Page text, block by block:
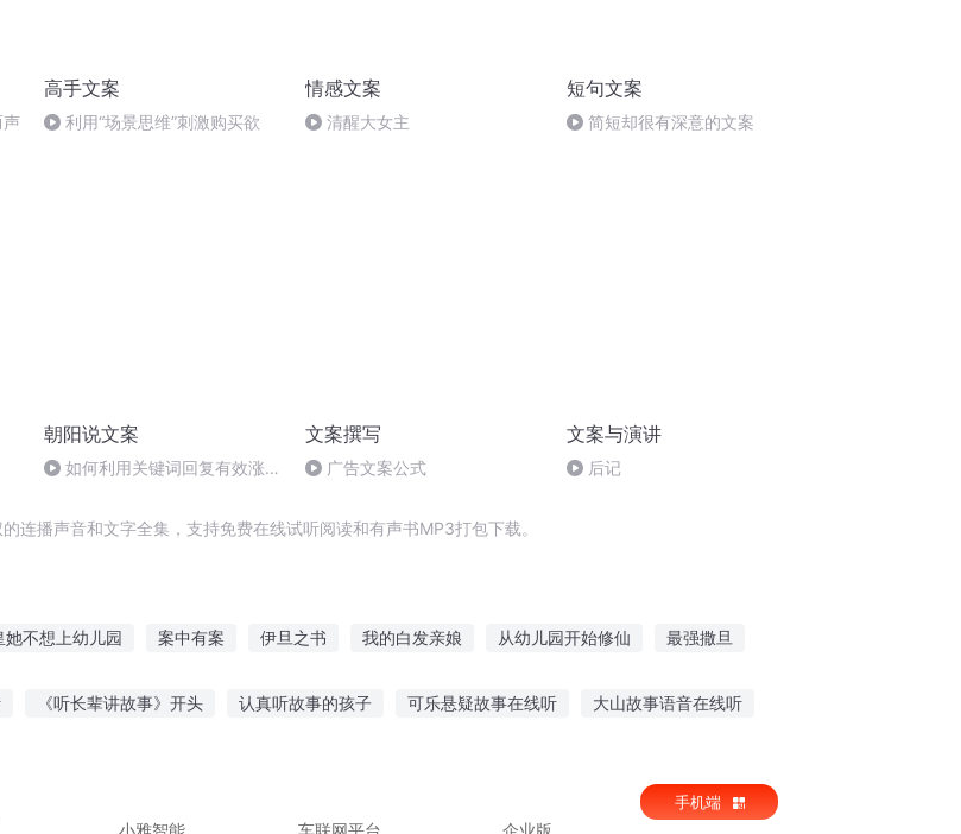
声
高手文案
利用“场景思维”刺激购买欲
情感文案
清醒大女主
短句文案
简短却很有深意的文案
朝阳说文案
如何利用关键词回复有效涨
文案撰写
广告文案公式
文案与演讲
后记
连播声音和文字全集，支持免费在线试听阅读和有声书MP3打包下载。
她不想上幼儿园 案中有案 伊旦之书 我的白发亲娘 从幼儿园开始修仙 最强撒旦
《听长辈讲故事》开头 认真听故事的孩子 可乐悬疑故事在线听 大山故事语音在线听
小雅智能 车联网平台 企业版
手机端